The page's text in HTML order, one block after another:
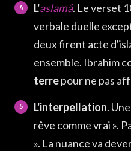
L'aslamâ. Le verset
verbale duelle
deux firent acte
ensemble. Ibrahim
terrepour ne pas
L'interpellation.
rêve comme vrai ».
». La nuance va